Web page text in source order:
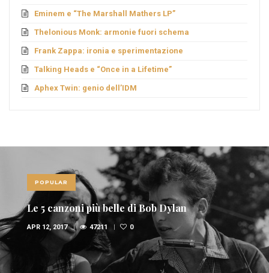
Eminem e “The Marshall Mathers LP”
Thelonious Monk: armonie fuori schema
Frank Zappa: ironia e sperimentazione
Talking Heads e “Once in a Lifetime”
Aphex Twin: genio dell’IDM
POPULAR
Le 5 canzoni più belle di Bob Dylan
APR 12, 2017 47211 0